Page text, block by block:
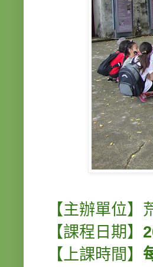
【主辦單位
【課程日期】
【上課時間】